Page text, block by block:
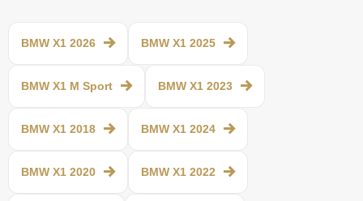
BMW X1 2026 BMW X1 2025
BMW X1 M Sport BMW X1 2023
BMW X1 2018 BMW X1 2024
BMW X1 2020 BMW X1 2022